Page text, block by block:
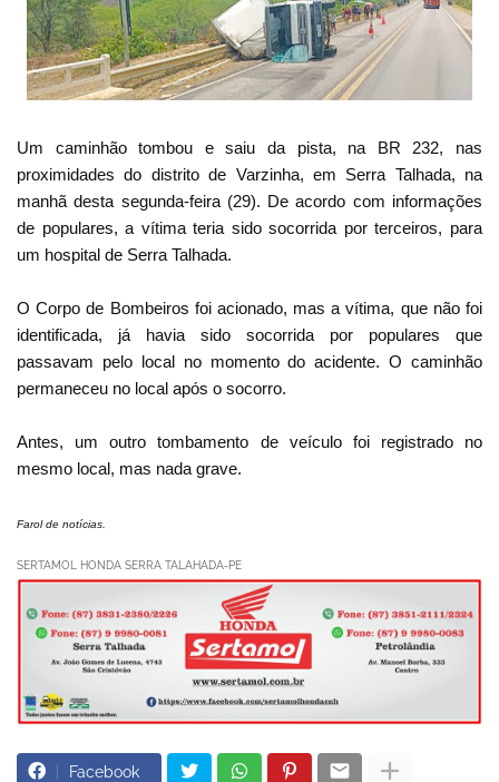
Um caminhão tombou e saiu da pista, na BR 232, nas
proximidades do distrito de Varzinha, em Serra Talhada, na
manhã desta segunda-feira (29). De acordo com informações
de populares, a vítima teria sido socorrida por terceiros, para
um hospital de Serra Talhada.
O Corpo de Bombeiros foi acionado, mas a vítima, que não foi
identificada, já havia sido socorrida por populares que
passavam pelo local no momento do acidente. O caminhão
permaneceu no local após o socorro.
Antes, um outro tombamento de veículo foi registrado no
mesmo local, mas nada grave.
Farol de notícias.
SERTAMOL HONDA SERRA TALAHADA-PE
Facebook